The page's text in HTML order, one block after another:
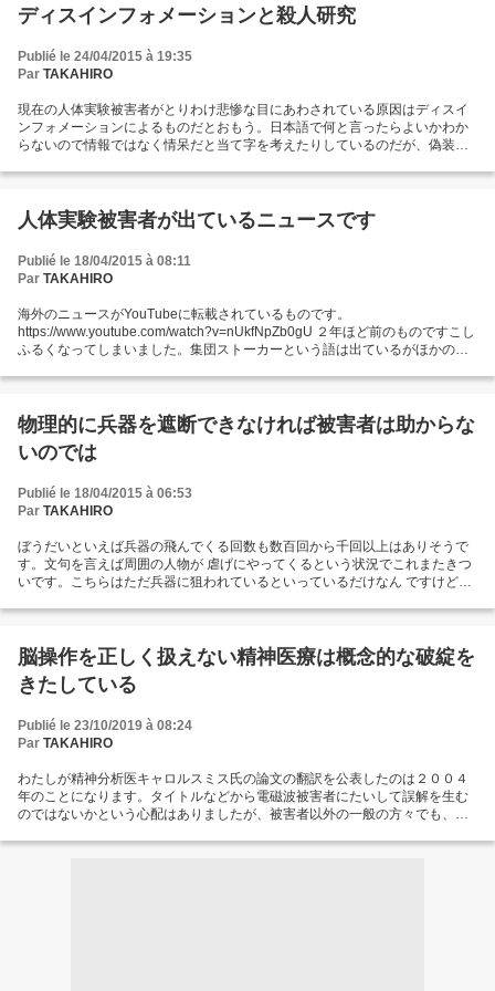
ディスインフォメーションと殺人研究
Publié le 24/04/2015 à 19:35
Par TAKAHIRO
現在の人体実験被害者がとりわけ悲惨な目にあわされている原因はディスイ
ンフォメーションによるものだとおもう。日本語で何と言ったらよいかわか
らないので情報ではなく情呆だと当て字を考えたりしているのだが、偽装情
インチキを垂れ流すキチガイ官僚があらわれることだが、２０世紀後半から
か。ディスインフォメーションはなにもしらない人が聞けば信じてしまう可
能性がある。ディスインフォメーションを流している人物の存在も知覚され
ないものである。わたしたちのようにごうもんの現実をつきつけられている
者にとってこれが脅威になっている。...
人体実験被害者が出ているニュースです
Publié le 18/04/2015 à 08:11
Par TAKAHIRO
海外のニュースがYouTubeに転載されているものです。
https://www.youtube.com/watch?v=nUkfNpZb0gU ２年ほど前のものですこし
ふるくなってしまいました。集団ストーカーという語は出ているがほかのい
じます。人体実験がおきているというのにまったくおどろいたようすがあり
オが公開されていたので保存しておけばよかったです。）被害者が出演して
いることは間違いないですがニュースの切り口にはまだまだ人体実験に対す
る無理解を感じてしまいます。...
物理的に兵器を遮断できなければ被害者は助からな
いのでは
Publié le 18/04/2015 à 06:53
Par TAKAHIRO
ぼうだいといえば兵器の飛んでくる回数も数百回から千回以上はありそうで
す。文句を言えば周囲の人物が 虐げにやってくるという状況でこれまたきつ
いです。こちらはただ兵器に狙われているといっているだけなん ですけど相
いになってしまいます。 虐待する人をかばいたてるような状況になっていま
黙ってることになってしまうのです。救援をまちつづけていますが忍耐する
のは超人的努力 としかいいようがありません。ニュースとかでもやもやイン
チキ流してくるのを終わるまで待つのを考えると...
脳操作を正しく扱えない精神医療は概念的な破綻を
きたしている
Publié le 23/10/2019 à 08:24
Par TAKAHIRO
わたしが精神分析医キャロルスミス氏の論文の翻訳を公表したのは２００４
年のことになります。タイトルなどから電磁波被害者にたいして誤解を生む
のではないかという心配はありましたが、被害者以外の一般の方々でも、客
しているということの証拠として、何より重要な内容と考えました。しかし